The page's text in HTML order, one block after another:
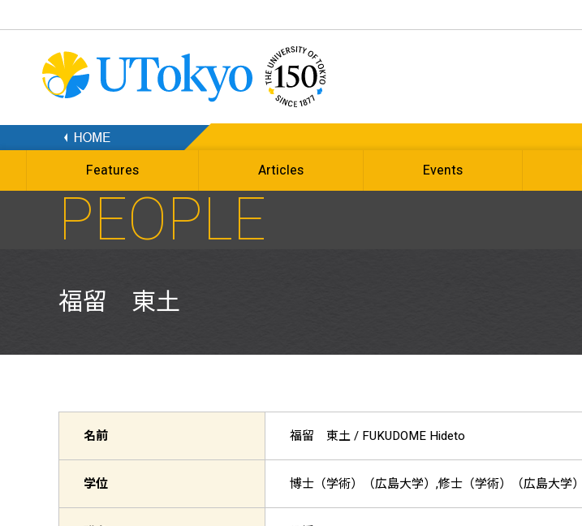
Features Articles Events
PEOPLE
福留 東土
名前 福留 東土 / FUKUDOME Hideto
学位 博士（学術）（広島大学）,修士（学術）（広島大学）